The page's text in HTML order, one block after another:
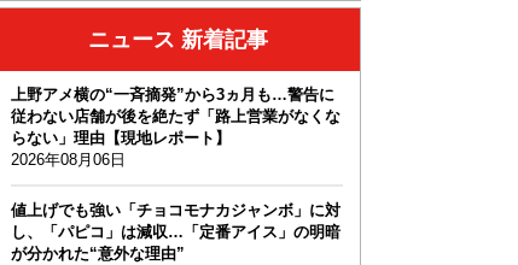
ニュース 新着記事
上野アメ横の“一斉摘発”から3ヵ月も…警告に
従わない店舗が後を絶たず「路上営業がなくな
らない」理由【現地レポート】
2026年08月06日
値上げでも強い「チョコモナカジャンボ」に対
し、「パピコ」は減収…「定番アイス」の明暗
が分かれた“意外な理由”